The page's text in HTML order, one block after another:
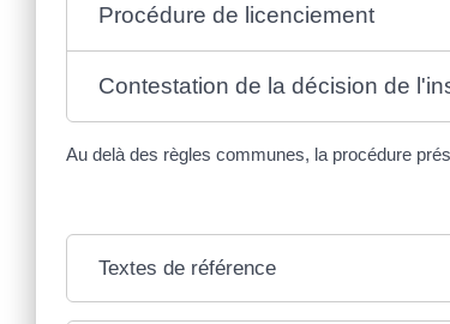
Procédure de licenciement
Contestation de la décision de
Au delà des règles communes, la procédure
Textes de référence